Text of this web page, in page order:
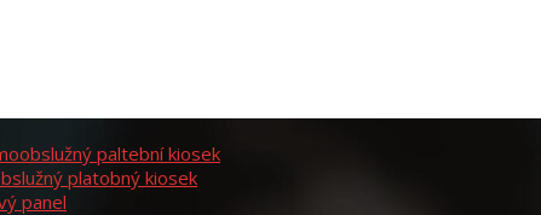
paltební kiosek
platobný kiosek
panel